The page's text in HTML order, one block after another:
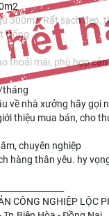
300m². Rất sạch đẹp,
trống
thoải mái, phù hợp
tháng
về nhà xưởng hãy gọi
thiệu mua bán, cho
chuyên nghiệp
hàng thân yêu. hy
CÔNG NGHIỆP LỘC